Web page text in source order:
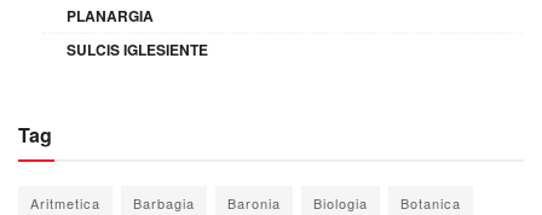
PLANARGIA
SULCIS IGLESIENTE
Tag
Aritmetica Barbagia Baronia Biologia Botanica